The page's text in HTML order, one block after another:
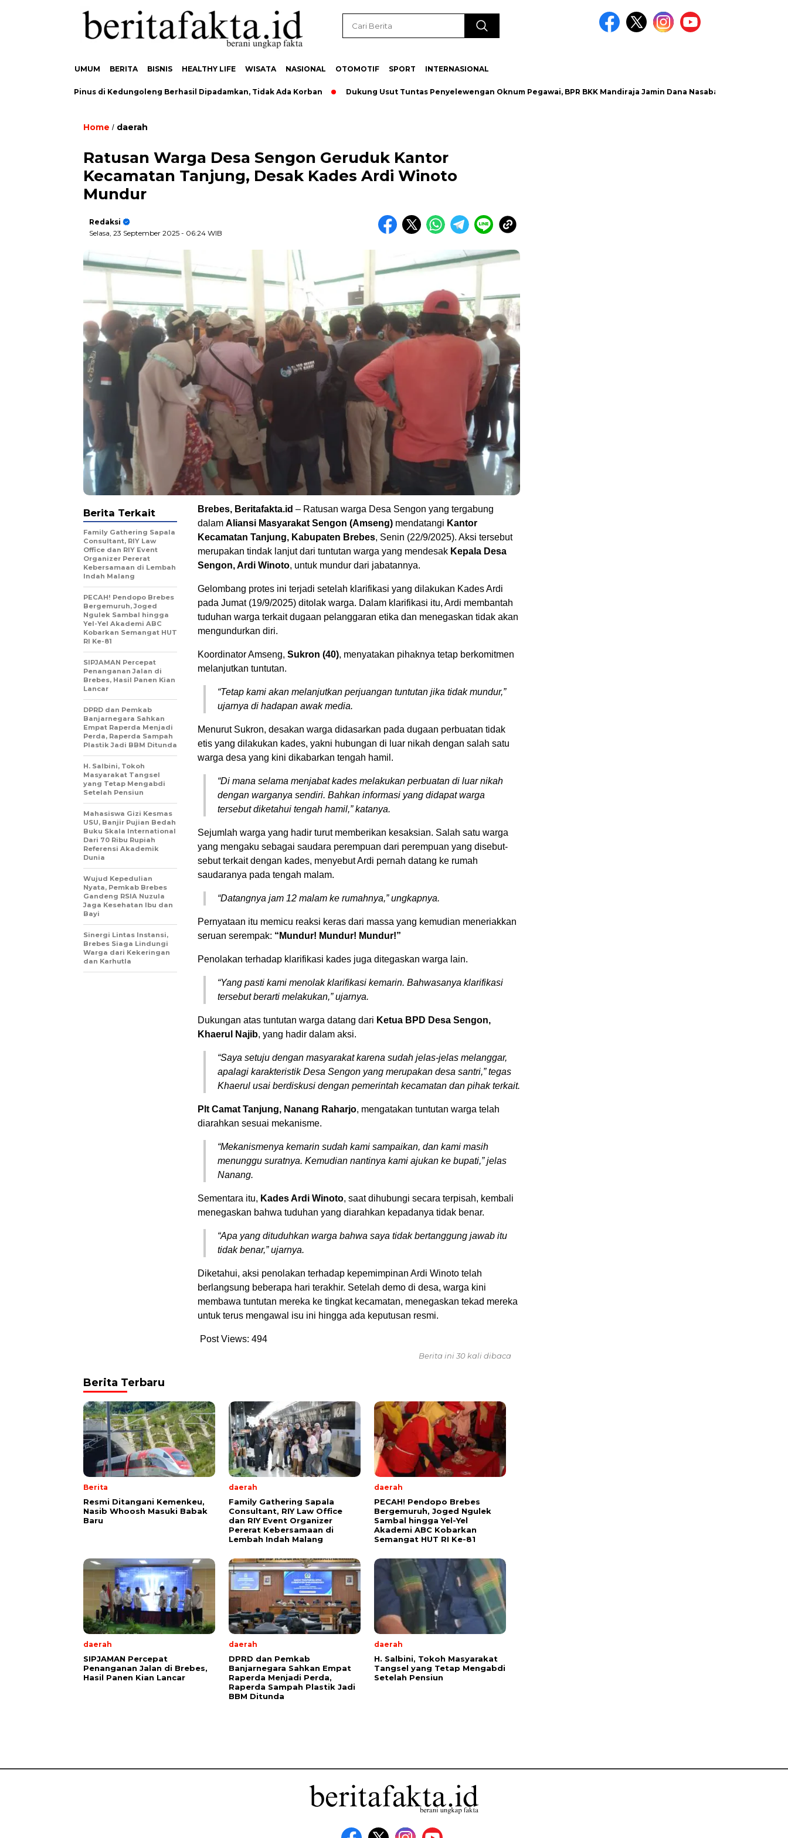
UMUM BERITA BISNIS HEALTHY LIFE WISATA NASIONAL OTOMOTIF SPORT INTERNASIONAL
Hutan Pinus di Kedungoleng Berhasil Dipadamkan, Tidak Ada Korban Dukung Usut Tuntas Penyelewengan Oknum Pegawai, BPR BKK Mandiraja Jamin Dana Nasabah Aman
Home / daerah
Ratusan Warga Desa Sengon Geruduk Kantor
Kecamatan Tanjung, Desak Kades Ardi Winoto
Mundur
Redaksi
Selasa, 23 September 2025 - 06:24 WIB
Brebes, Beritafakta.id – Ratusan warga Desa Sengon yang tergabung
dalam Aliansi Masyarakat Sengon (Amseng) mendatangi Kantor
Kecamatan Tanjung, Kabupaten Brebes, Senin (22/9/2025). Aksi tersebut
merupakan tindak lanjut dari tuntutan warga yang mendesak Kepala Desa
Sengon, Ardi Winoto, untuk mundur dari jabatannya.
Gelombang protes ini terjadi setelah klarifikasi yang dilakukan Kades Ardi
pada Jumat (19/9/2025) ditolak warga. Dalam klarifikasi itu, Ardi membantah
tuduhan warga terkait dugaan pelanggaran etika dan menegaskan tidak akan
mengundurkan diri.
Koordinator Amseng, Sukron (40), menyatakan pihaknya tetap berkomitmen
melanjutkan tuntutan.
“Tetap kami akan melanjutkan perjuangan tuntutan jika tidak mundur,”
ujarnya di hadapan awak media.
Menurut Sukron, desakan warga didasarkan pada dugaan perbuatan tidak
etis yang dilakukan kades, yakni hubungan di luar nikah dengan salah satu
warga desa yang kini dikabarkan tengah hamil.
“Di mana selama menjabat kades melakukan perbuatan di luar nikah
dengan warganya sendiri. Bahkan informasi yang didapat warga
tersebut diketahui tengah hamil,” katanya.
Sejumlah warga yang hadir turut memberikan kesaksian. Salah satu warga
yang mengaku sebagai saudara perempuan dari perempuan yang disebut-
sebut terkait dengan kades, menyebut Ardi pernah datang ke rumah
saudaranya pada tengah malam.
“Datangnya jam 12 malam ke rumahnya,” ungkapnya.
Pernyataan itu memicu reaksi keras dari massa yang kemudian meneriakkan
seruan serempak: “Mundur! Mundur! Mundur!”
Penolakan terhadap klarifikasi kades juga ditegaskan warga lain.
“Yang pasti kami menolak klarifikasi kemarin. Bahwasanya klarifikasi
tersebut berarti melakukan,” ujarnya.
Dukungan atas tuntutan warga datang dari Ketua BPD Desa Sengon,
Khaerul Najib, yang hadir dalam aksi.
“Saya setuju dengan masyarakat karena sudah jelas-jelas melanggar,
apalagi karakteristik Desa Sengon yang merupakan desa santri,” tegas
Khaerul usai berdiskusi dengan pemerintah kecamatan dan pihak terkait.
Plt Camat Tanjung, Nanang Raharjo, mengatakan tuntutan warga telah
diarahkan sesuai mekanisme.
“Mekanismenya kemarin sudah kami sampaikan, dan kami masih
menunggu suratnya. Kemudian nantinya kami ajukan ke bupati,” jelas
Nanang.
Sementara itu, Kades Ardi Winoto, saat dihubungi secara terpisah, kembali
menegaskan bahwa tuduhan yang diarahkan kepadanya tidak benar.
“Apa yang dituduhkan warga bahwa saya tidak bertanggung jawab itu
tidak benar,” ujarnya.
Diketahui, aksi penolakan terhadap kepemimpinan Ardi Winoto telah
berlangsung beberapa hari terakhir. Setelah demo di desa, warga kini
membawa tuntutan mereka ke tingkat kecamatan, menegaskan tekad mereka
untuk terus mengawal isu ini hingga ada keputusan resmi.
Post Views: 494
Berita Terkait
Family Gathering Sapala
Consultant, RIY Law
Office dan RIY Event
Organizer Pererat
Kebersamaan di Lembah
Indah Malang
PECAH! Pendopo Brebes
Bergemuruh, Joged
Ngulek Sambal hingga
Yel-Yel Akademi ABC
Kobarkan Semangat HUT
RI Ke-81
SIPJAMAN Percepat
Penanganan Jalan di
Brebes, Hasil Panen Kian
Lancar
DPRD dan Pemkab
Banjarnegara Sahkan
Empat Raperda Menjadi
Perda, Raperda Sampah
Plastik Jadi BBM Ditunda
H. Salbini, Tokoh
Masyarakat Tangsel
yang Tetap Mengabdi
Setelah Pensiun
Mahasiswa Gizi Kesmas
USU, Banjir Pujian Bedah
Buku Skala International
Dari 70 Ribu Rupiah
Referensi Akademik
Dunia
Wujud Kepedulian
Nyata, Pemkab Brebes
Gandeng RSIA Nuzula
Jaga Kesehatan Ibu dan
Bayi
Sinergi Lintas Instansi,
Brebes Siaga Lindungi
Warga dari Kekeringan
dan Karhutla
Berita ini 30 kali dibaca
Berita Terbaru
Berita
Resmi Ditangani Kemenkeu,
Nasib Whoosh Masuki Babak
Baru
daerah
Family Gathering Sapala
Consultant, RIY Law Office
dan RIY Event Organizer
Pererat Kebersamaan di
Lembah Indah Malang
daerah
PECAH! Pendopo Brebes
Bergemuruh, Joged Ngulek
Sambal hingga Yel-Yel
Akademi ABC Kobarkan
Semangat HUT RI Ke-81
daerah
SIPJAMAN Percepat
Penanganan Jalan di Brebes,
Hasil Panen Kian Lancar
daerah
DPRD dan Pemkab
Banjarnegara Sahkan Empat
Raperda Menjadi Perda,
Raperda Sampah Plastik Jadi
BBM Ditunda
daerah
H. Salbini, Tokoh Masyarakat
Tangsel yang Tetap Mengabdi
Setelah Pensiun